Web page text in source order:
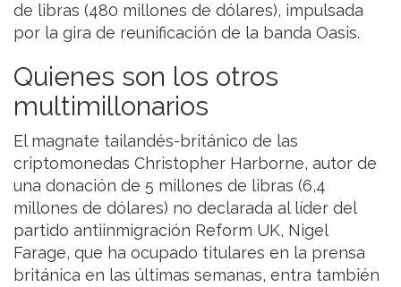
de libras (480 millones de dólares), impulsada
por la gira de reunificación de la banda Oasis.
Quienes son los otros
multimillonarios
El magnate tailandés-británico de las
criptomonedas Christopher Harborne, autor de
una donación de 5 millones de libras (6,4
millones de dólares) no declarada al líder del
partido antiinmigración Reform UK, Nigel
Farage, que ha ocupado titulares en la prensa
británica en las últimas semanas, entra también